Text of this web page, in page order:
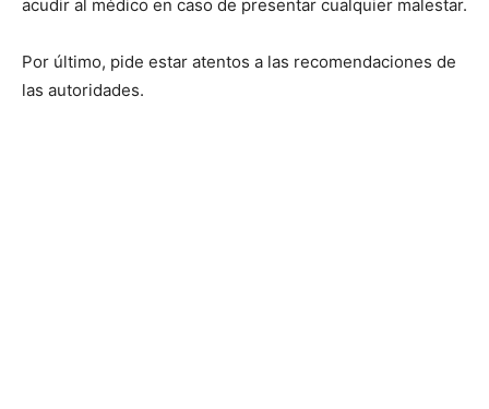
acudir al médico en caso de presentar cualquier malestar.
Por último, pide estar atentos a las recomendaciones de
las autoridades.